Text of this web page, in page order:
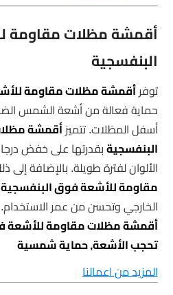
أقمشة مظلات مقاومة
البنفسجية
توفرأقمشة مظلات مقاومة
حماية فعالة من أشعة الشمس
أسفل المظلات. تتميزأقمشة
البنفسجيةبقدرتها على خفض
الألوان لفترة طويلة. بالإضافة إلى
مقاومة للأشعة فوق البنفسجية
الخارجي وتحسن من عمر الاستخدام.
أقمشة مظلات مقاومة للأشعة
تحجب الأشعة, حماية شمسية
المزيد من اعمالنا